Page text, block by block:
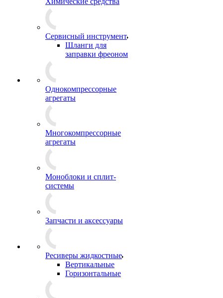
Сервисный инструмент
Шланги для
заправки фреоном
Однокомпрессорные
агрегаты
Многокомпрессорные
агрегаты
Моноблоки и сплит-
системы
Запчасти и аксессуары
Ресиверы жидкостные
Вертикальные
Горизонтальные